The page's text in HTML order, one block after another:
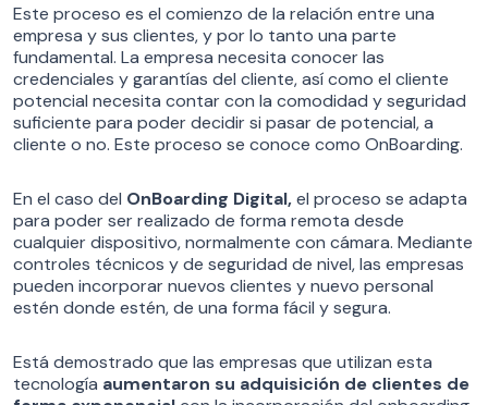
Este proceso es el comienzo de la relación entre una
empresa y sus clientes, y por lo tanto una parte
fundamental. La empresa necesita conocer las
credenciales y garantías del cliente, así como el cliente
potencial necesita contar con la comodidad y seguridad
suficiente para poder decidir si pasar de potencial, a
cliente o no. Este proceso se conoce como OnBoarding.
En el caso del OnBoarding Digital,el proceso se adapta
para poder ser realizado de forma remota desde
cualquier dispositivo, normalmente con cámara. Mediante
controles técnicos y de seguridad de nivel, las empresas
pueden incorporar nuevos clientes y nuevo personal
estén donde estén, de una forma fácil y segura.
Está demostrado que las empresas que utilizan esta
tecnología aumentaron su adquisición de clientes de